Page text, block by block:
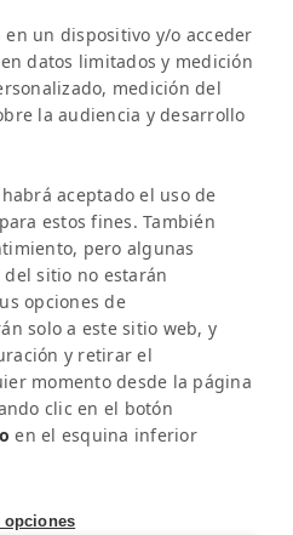
y eventos
un dispositivo y/o acceder
datos limitados y medición
medición del
la audiencia y desarrollo
aceptado el uso de
estos fines. También
pero algunas
sitio no estarán
opciones de
solo a este sitio web, y
y retirar el
momento desde la página
clic en el botón
en el esquina inferior
opciones